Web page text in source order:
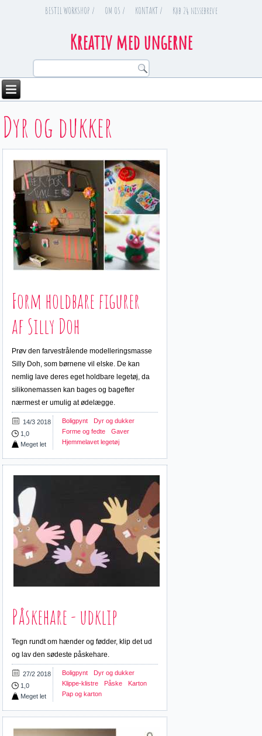
BESTIL WORKSHOP / OM OS / KONTAKT / Køb 24 nissebreve
Kreativ med ungerne
Dyr og dukker
Form holdbare figurer
af Silly Doh
Prøv den farvestrålende modelleringsmasse
Silly Doh, som børnene vil elske. De kan
nemlig lave deres eget holdbare legetøj, da
silikonemassen kan bages og bagefter
nærmest er umulig at ødelægge.
14/3 2018
1,0
Meget let
Boligpynt
Dyr og dukker
Forme og fedte
Gaver
Hjemmelavet legetøj
Påskehare - udklip
Tegn rundt om hænder og fødder, klip det ud
og lav den sødeste påskehare.
27/2 2018
1,0
Meget let
Boligpynt
Dyr og dukker
Klippe-klistre
Påske
Karton
Pap og karton